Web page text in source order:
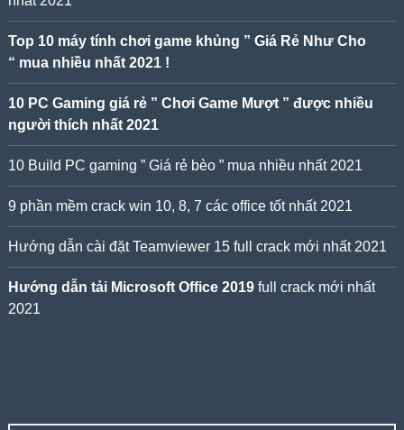
Top 10 máy tính chơi game khủng ” Giá Rẻ Như Cho
“ mua nhiều nhất 2021 !
10 PC Gaming giá rẻ ” Chơi Game Mượt ” được nhiều
người thích nhất 2021
10 Build PC gaming ” Giá rẻ bèo ” mua nhiều nhất 2021
9 phần mềm crack win 10, 8, 7 các office tốt nhất 2021
Hướng dẫn cài đặt Teamviewer 15 full crack mới nhất 2021
Hướng dẫn tải Microsoft Office 2019full crack mới nhất
2021